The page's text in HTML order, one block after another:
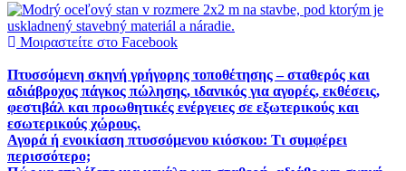
Μοιραστείτε στο Facebook
Πτυσσόμενη σκηνή γρήγορης τοποθέτησης – σταθερός και
αδιάβροχος πάγκος πώλησης, ιδανικός για αγορές, εκθέσεις,
φεστιβάλ και προωθητικές ενέργειες σε εξωτερικούς και
εσωτερικούς χώρους.
Αγορά ή ενοικίαση πτυσσόμενου κιόσκου: Τι συμφέρει
περισσότερο;